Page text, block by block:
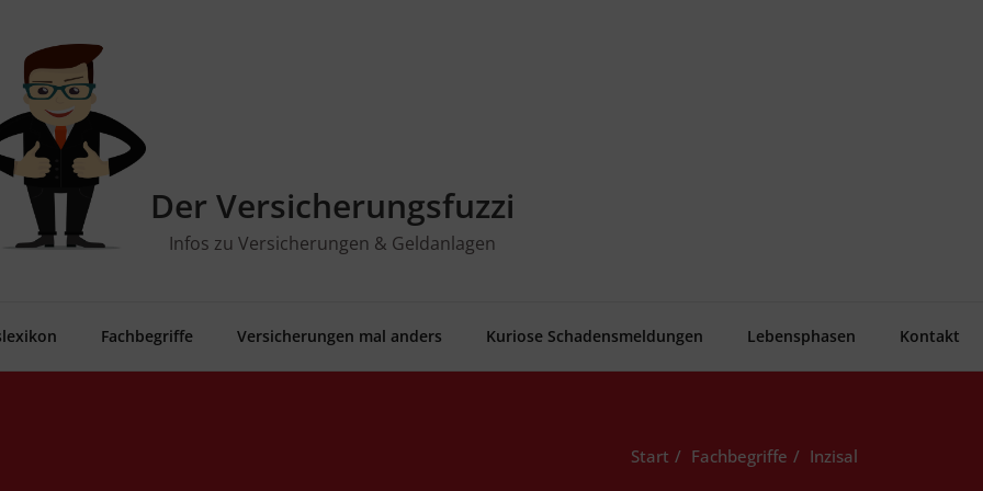
Der Versicherungsfuzzi
Infos zu Versicherungen & Geldanlagen
Fach­be­grif­fe Ver­si­che­run­gen mal anders Kurio­se Schadensmeldungen Lebens­pha­sen Kon­takt
Start Fachbegriffe Inzi­sal